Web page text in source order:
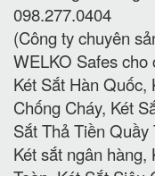
098.277.0404
(Công ty chuyên
WELKO Safes
Két Sắt Hàn Quốc,
Chống Cháy, Két
Sắt Thả Tiền
Két sắt ngân